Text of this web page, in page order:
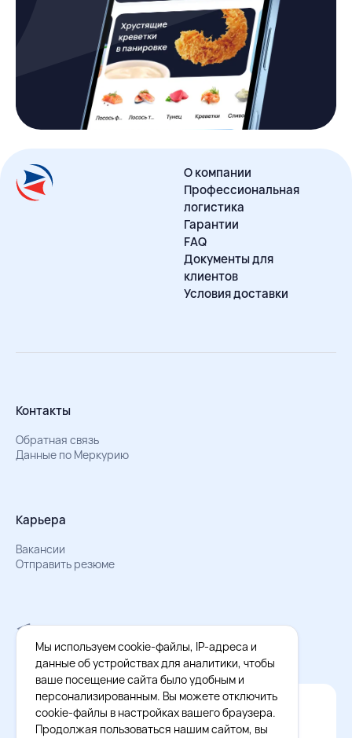
О компании
Профессиональная
логистика
Гарантии
FAQ
Документы для
клиентов
Условия доставки
Контакты
Обратная связь
Данные по Меркурию
Карьера
Вакансии
Отправить резюме
Мы в Телеграм
Документы об обработке персональных данных
Охрана труда – результаты СОУТ
Официальное приложение Восток - Запад
Cкачайте бесплатное приложение
Мы используем cookie-файлы, IP-адреса и
данные об устройствах для аналитики, чтобы
ваше посещение сайта было удобным и
персонализированным. Вы можете отключить
cookie-файлы в настройках вашего браузера.
Продолжая пользоваться нашим сайтом, вы